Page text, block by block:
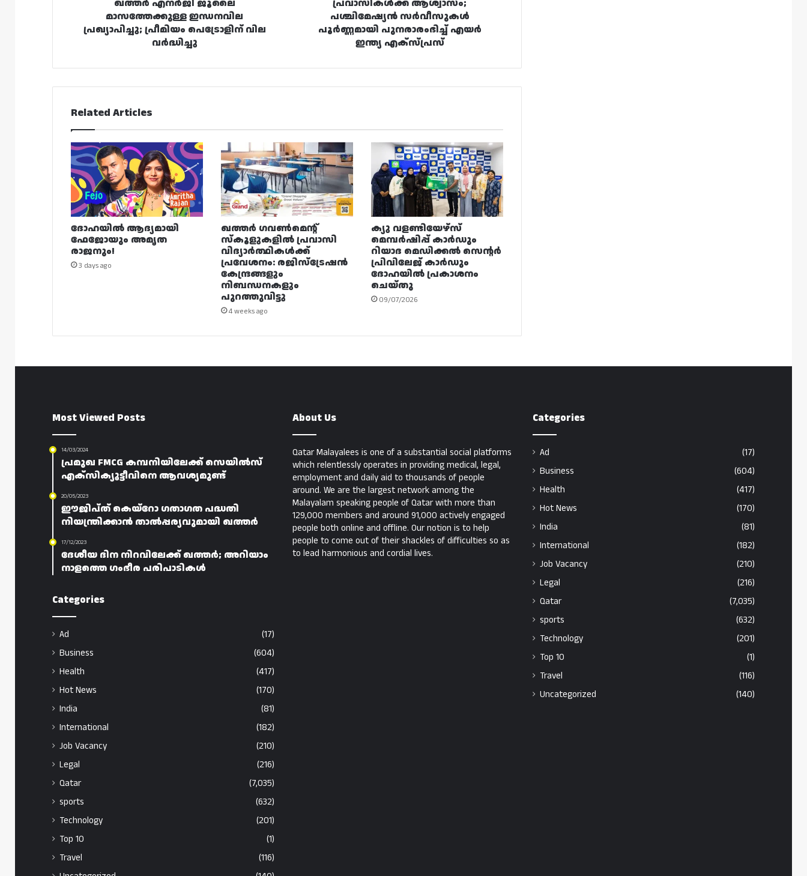
ഖത്തർ എനർജി ജൂലൈ
മാസത്തേക്കുള്ള ഇന്ധനവില
പ്രഖ്യാപിച്ചു; പ്രീമിയം പെട്രോളിന് വില
വർദ്ധിച്ചു
പ്രവാസികൾക്ക് ആശ്വാസം;
പശ്ചിമേഷ്യൻ സർവീസുകൾ
പൂർണ്ണമായി പുനരാരംഭിച്ച് എയർ
ഇന്ത്യ എക്സ്പ്രസ്
Related Articles
ദോഹയിൽ ആദ്യമായി
ഫേജോയും അമൃത
രാജനും!
3 days ago
ഖത്തർ ഗവൺമെന്റ്
സ്കൂളുകളിൽ പ്രവാസി
വിദ്യാർത്ഥികൾക്ക്
പ്രവേശനം: രജിസ്ട്രേഷൻ
കേന്ദ്രങ്ങളും
നിബന്ധനകളും
പുറത്തുവിട്ടു
4 weeks ago
ക്യു വളണ്ടിയേഴ്‌സ്
മെമ്പർഷിപ്പ് കാർഡും
റിയാദ മെഡിക്കൽ സെന്റർ
പ്രിവിലേജ് കാർഡും
ദോഹയിൽ പ്രകാശനം
ചെയ്തു
09/07/2026
Most Viewed Posts
14/03/2024
പ്രമുഖ FMCG കമ്പനിയിലേക്ക് സെയിൽസ്
എക്സിക്യൂട്ടീവിനെ ആവശ്യമുണ്ട്
20/05/2023
ഈജിപ്ത് കെയ്റോ ഗതാഗത പദ്ധതി
നിയന്ത്രിക്കാൻ താൽപ്പര്യവുമായി ഖത്തർ
17/12/2023
ദേശീയ ദിന നിറവിലേക്ക് ഖത്തർ; അറിയാം
നാളത്തെ ഗംഭീര പരിപാടികൾ
Categories
Ad
(17)
Business
(604)
Health
(417)
Hot News
(170)
India
(81)
International
(182)
Job Vacancy
(210)
Legal
(216)
Qatar
(7,035)
sports
(632)
Technology
(201)
Top 10
(1)
Travel
(116)
About Us
Qatar Malayalees is one of a substantial social platforms
which relentlessly operates in providing medical, legal,
employment and daily aid to thousands of people
around. We are the largest network among the
Malayalam speaking people of Qatar with more than
129,000 members and around 91,000 actively engaged
people both online and offline. Our notion is to help
people to come out of their shackles of difficulties so as
to lead harmonious and cordial lives.
Categories
Ad
(17)
Business
(604)
Health
(417)
Hot News
(170)
India
(81)
International
(182)
Job Vacancy
(210)
Legal
(216)
Qatar
(7,035)
sports
(632)
Technology
(201)
Top 10
(1)
Travel
(116)
Uncategorized
(140)